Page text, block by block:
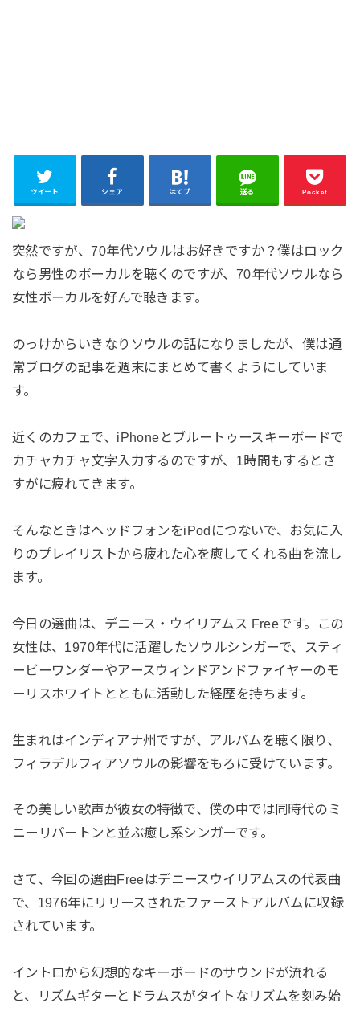
ツイート シェア はてブ 送る Pocket
突然ですが、70年代ソウルはお好きですか？僕はロック
なら男性のボーカルを聴くのですが、 70年代ソウルなら
女性ボーカルを好んで聴きます。
のっけからいきなりソウルの話になりましたが、 僕は通
常ブログの記事を週末にまとめて書くようにしていま
す。
近くのカフェで、 iPhoneとブルートゥースキーボードで
カチャカチャ文字入力するのですが、1時間もするとさ
すがに疲れてきます。
そんなときはヘッドフォンをiPodにつないで、 お気に入
りのプレイリストから疲れた心を癒してくれる曲を流し
ます。
今日の選曲は、デニース・ウイリアムス Freeです。この
女性は、 1970年代に活躍したソウルシンガーで、
スティ
ービーワンダーやアースウィンドアンドファイヤーのモ
ーリ スホワイトとともに活動した経歴を持ちます。
生まれはインディアナ州ですが、アルバムを聴く限り、
フィラデルフィアソウルの影響をもろに受けています。
その美しい歌声が彼女の特徴で、僕の中では同時代のミ
ニーリパートンと並ぶ癒し系シンガーです。
さて、今回の選曲Freeはデニースウイリアムスの代表曲
で、 1976年にリリースされたファーストアルバムに収録
されていま す。
イントロから幻想的なキーボードのサウンドが流れる
と、
リズムギターとドラムスがタイトなリズムを刻み始